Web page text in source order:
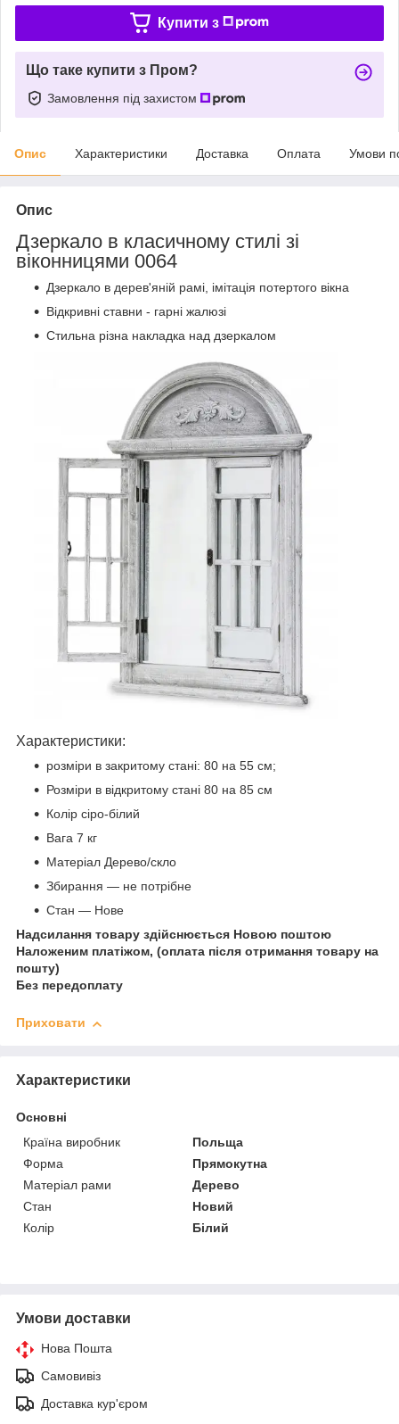
Купити з
Що таке купити з Пром?
Замовлення під захистом
Опис Характеристики Доставка Оплата Умови
Опис
Дзеркало в класичному стилі зі
віконницями 0064
Дзеркало в дерев'яній рамі, імітація потертого вікна
Відкривні ставни - гарні жалюзі
Стильна різна накладка над дзеркалом
Характеристики:
розміри в закритому стані: 80 на 55 см;
Розміри в відкритому стані 80 на 85 см
Колір сіро-білий
Вага 7 кг
Матеріал Дерево/скло
Збирання — не потрібне
Стан — Нове
Надсилання товару здійснюється Новою поштою
Наложеним платіжом, (оплата після отримання товару на
пошту)
Без передоплату
Приховати
Характеристики
Основні
Країна виробник
Польща
Форма
Прямокутна
Матеріал рами
Дерево
Стан
Новий
Колір
Білий
Умови доставки
Нова Пошта
Самовивіз
Доставка кур'єром